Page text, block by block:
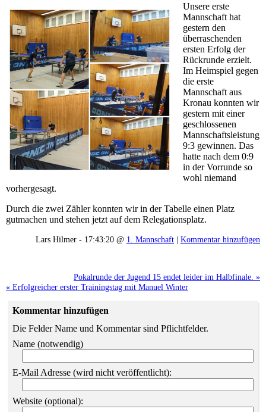
Unsere erste
Mannschaft hat
gestern den
überraschenden
ersten Erfolg der
Rückrunde erzielt.
Im Heimspiel gegen
die erste
Mannschaft aus
Kronau konnten wir
gestern mit einer
geschlossenen
Mannschaftsleistung
9:3 gewinnen. Das
hatte nach dem 0:9
in der Vorrunde so
wohl niemand
vorhergesagt.
Durch die zwei Zähler konnten wir in der Tabelle einen Platz
gutmachen und stehen jetzt auf dem Relegationsplatz.
Lars Hilmer - 17:43:20 @ 1. Mannschaft | Kommentar hinzufügen
Pokalrunde der Jugend 15 endet leider im Halbfinale. »
« Erfolgreicher erster Trainingstag mit Manuel Winter
Kommentar hinzufügen
Die Felder Name und Kommentar sind Pflichtfelder.
Name (notwendig)
E-Mail Adresse (wird nicht veröffentlicht):
Website (optional):